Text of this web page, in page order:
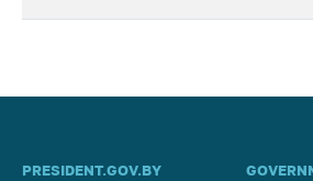
данных
PRESIDENT.GOV.BY